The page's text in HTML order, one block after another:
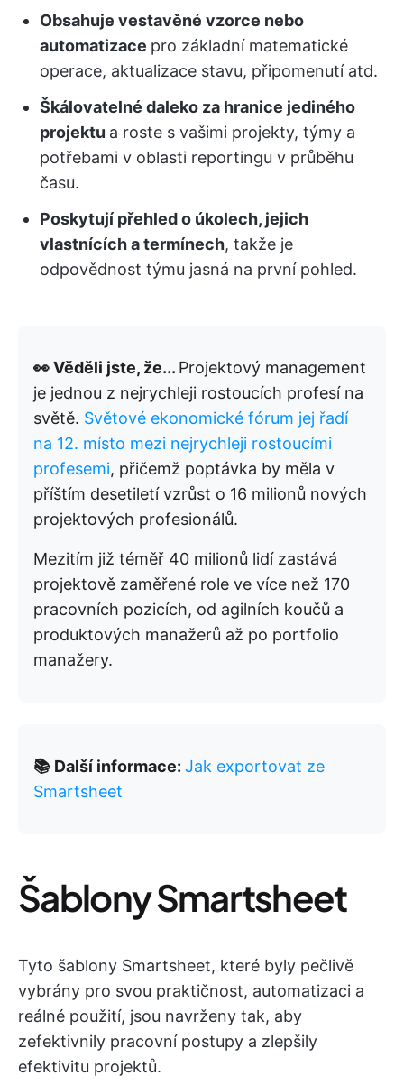
Obsahuje vestavěné vzorce nebo
automatizace pro základní matematické
operace, aktualizace stavu, připomenutí atd.
Škálovatelné daleko za hranice jediného
projektu a roste s vašimi projekty, týmy a
potřebami v oblasti reportingu v průběhu
času.
Poskytují přehled o úkolech, jejich
vlastnících a termínech, takže je
odpovědnost týmu jasná na první pohled.
👀 Věděli jste, že... Projektový management
je jednou z nejrychleji rostoucích profesí na
světě. Světové ekonomické fórum jej řadí
na 12. místo mezi nejrychleji rostoucími
profesemi, přičemž poptávka by měla v
příštím desetiletí vzrůst o 16 milionů nových
projektových profesionálů.
Mezitím již téměř 40 milionů lidí zastává
projektově zaměřené role ve více než 170
pracovních pozicích, od agilních koučů a
produktových manažerů až po portfolio
manažery.
📚 Další informace: Jak exportovat ze
Smartsheet
Šablony Smartsheet
Tyto šablony Smartsheet, které byly pečlivě
vybrány pro svou praktičnost, automatizaci a
reálné použití, jsou navrženy tak, aby
zefektivnily pracovní postupy a zlepšily
efektivitu projektů.